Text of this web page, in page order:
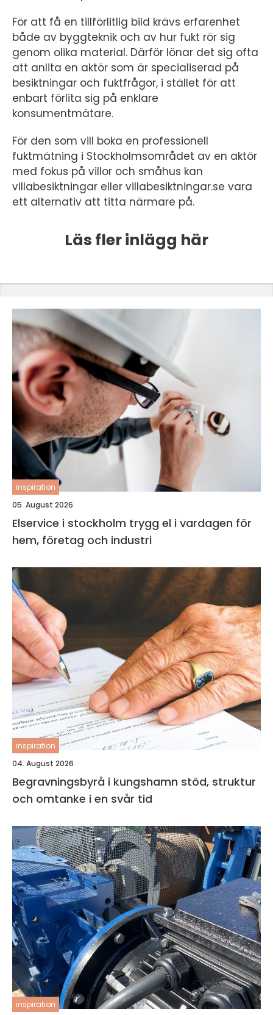
För att få en tillförlitlig bild krävs erfarenhet
både av byggteknik och av hur fukt rör sig
genom olika material. Därför lönar det sig ofta
att anlita en aktör som är specialiserad på
besiktningar och fuktfrågor, i stället för att
enbart förlita sig på enklare
konsumentmätare.
För den som vill boka en professionell
fuktmätning i Stockholmsområdet av en aktör
med fokus på villor och småhus kan
villabesiktningar eller villabesiktningar.se vara
ett alternativ att titta närmare på.
Läs fler inlägg här
inspiration
05. August 2026
Elservice i stockholm trygg el i vardagen för
hem, företag och industri
inspiration
04. August 2026
Begravningsbyrå i kungshamn stöd, struktur
och omtanke i en svår tid
inspiration